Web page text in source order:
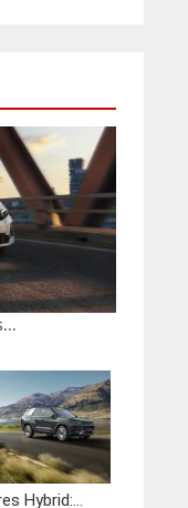
Hybrid:...